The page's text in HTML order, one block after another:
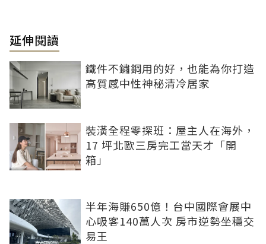
延伸閱讀
鐵件不鏽鋼用的好，也能為你打造
高質感中性神秘清冷居家
裝潢全程零探班：屋主人在海外，
17 坪北歐三房完工當天才「開
箱」
半年海賺650億！台中國際會展中
心吸客140萬人次 房市逆勢坐穩交
易王